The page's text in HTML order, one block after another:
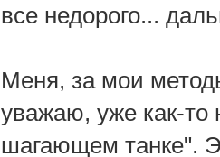
все недорого...
Меня, за мои
уважаю, уже как-
шагающем танке".